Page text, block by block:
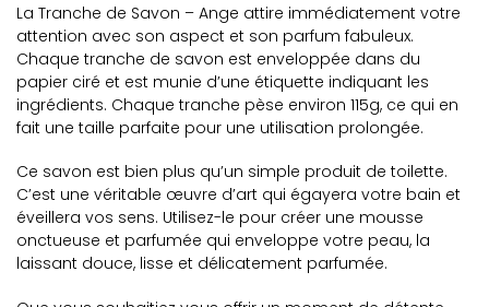
La Tranche de Savon – Ange attire immédiatement votre
attention avec son aspect et son parfum fabuleux.
Chaque tranche de savon est enveloppée dans du
papier ciré et est munie d’une étiquette indiquant les
ingrédients. Chaque tranche pèse environ 115g, ce qui en
fait une taille parfaite pour une utilisation prolongée.
Ce savon est bien plus qu’un simple produit de toilette.
C’est une véritable œuvre d’art qui égayera votre bain et
éveillera vos sens. Utilisez-le pour créer une mousse
onctueuse et parfumée qui enveloppe votre peau, la
laissant douce, lisse et délicatement parfumée.